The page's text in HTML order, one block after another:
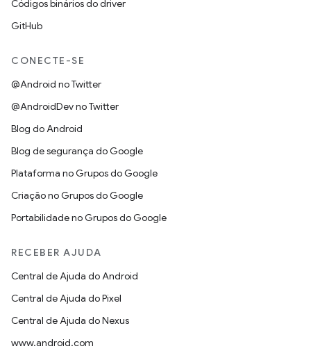
Códigos binários do driver
GitHub
CONECTE-SE
@Android no Twitter
@AndroidDev no Twitter
Blog do Android
Blog de segurança do Google
Plataforma no Grupos do Google
Criação no Grupos do Google
Portabilidade no Grupos do Google
RECEBER AJUDA
Central de Ajuda do Android
Central de Ajuda do Pixel
Central de Ajuda do Nexus
www.android.com